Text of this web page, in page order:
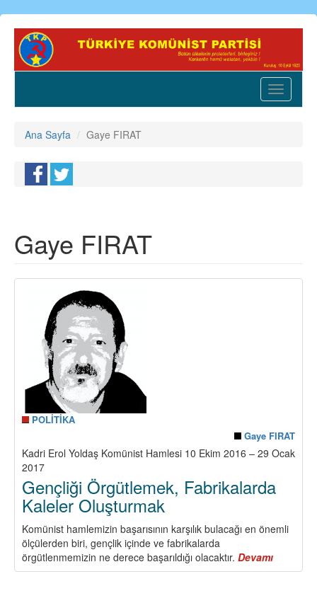
Ana
içeriğe
Toggle
Ana Sayfa Gaye FIRAT
Gaye FIRAT
POLİTİKA
Gaye FIRAT
Kadri Erol Yoldaş Komünist Hamlesi 10 Ekim 2016 – 29 Ocak
2017
Gençliği Örgütlemek, Fabrikalarda
Kaleler Oluşturmak
Komünist hamlemizin başarısının karşılık bulacağı en önemli
ölçülerden biri, gençlik içinde ve fabrikalarda
örgütlenmemizin ne derece başarıldığı olacaktır. Devamı
Gençliği